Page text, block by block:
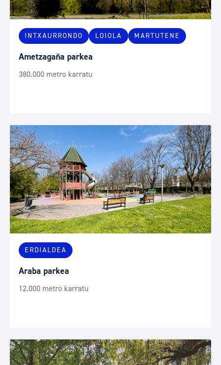
INTXAURRONDO LOIOLA MARTUTENE
Ametzagaña parkea
380.000 metro karratu
ERDIALDEA
Araba parkea
12.000 metro karratu